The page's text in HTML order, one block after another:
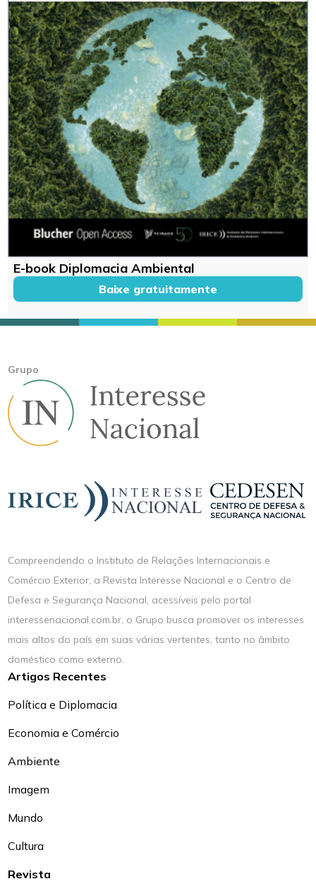
E-book Diplomacia Ambiental
Baixe gratuitamente
Grupo
Compreendendo o Instituto de Relações Internacionais e
Comércio Exterior, a Revista Interesse Nacional e o Centro de
Defesa e Segurança Nacional, acessíveis pelo portal
interessenacional.com.br, o Grupo busca promover os interesses
mais altos do país em suas várias vertentes, tanto no âmbito
doméstico como externo.
Artigos Recentes
Política e Diplomacia
Economia e Comércio
Ambiente
Imagem
Mundo
Cultura
Revista